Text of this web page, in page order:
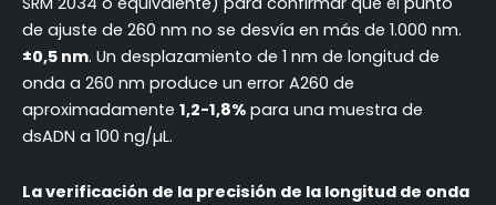
de ajuste de 260 nm no se desvía en más de 1.000 nm.
±0,5 nm. Un desplazamiento de 1 nm de longitud de
onda a 260 nm produce un error A260 de
aproximadamente 1,2-1,8% para una muestra de
dsADN a 100 ng/µL.
La verificación de la precisión de la longitud de onda